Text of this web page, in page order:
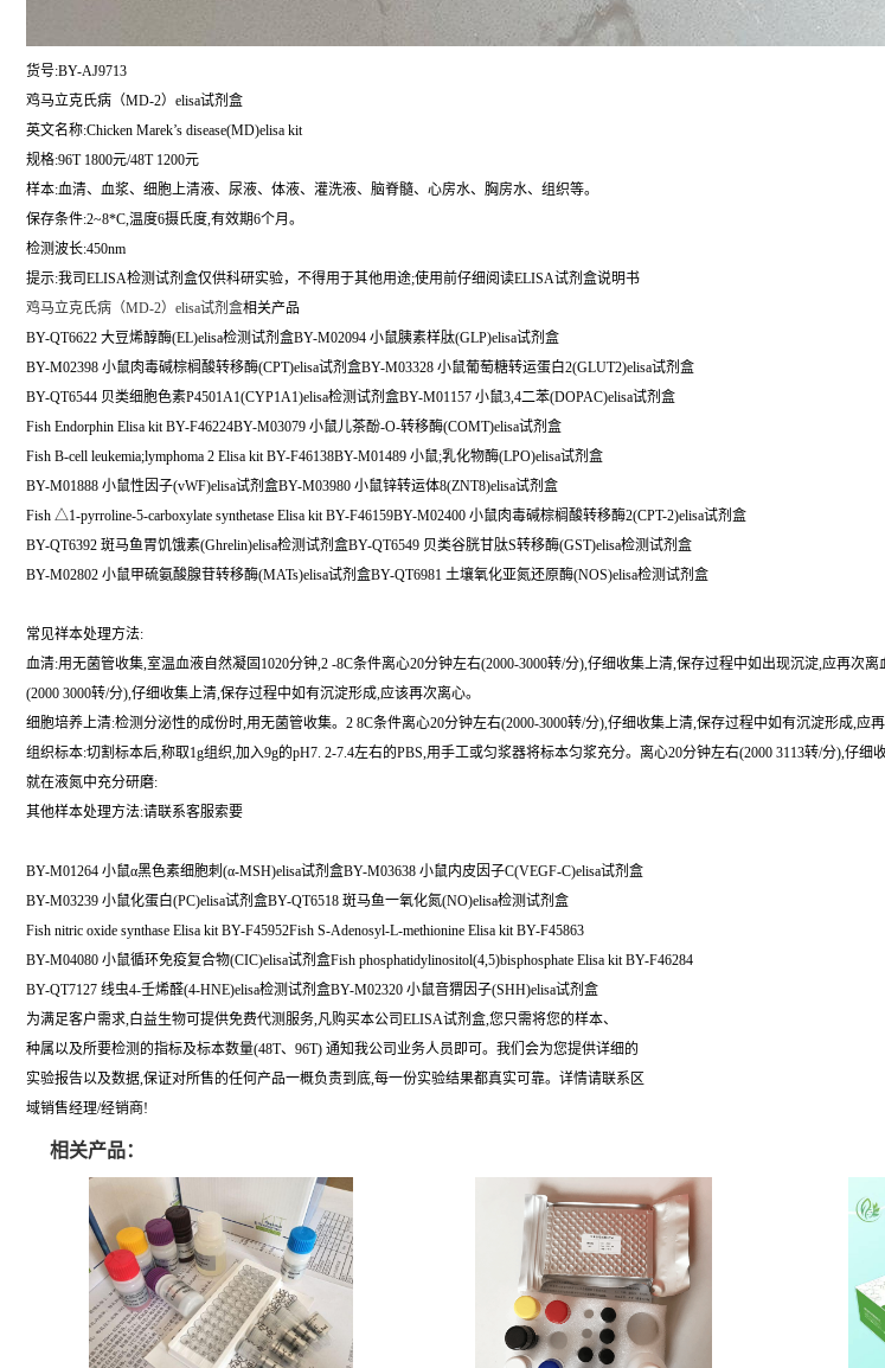
货号:BY-AJ9713
鸡马立克氏病（MD-2）elisa试剂盒
英文名称:Chicken Marek’s disease(MD)elisa kit
规格:96T 1800元/48T 1200元
样本:血清、血浆、细胞上清液、尿液、体液、灌洗液、脑脊髓、心房水、胸房水、组织等。
保存条件:2~8*C,温度6摄氏度,有效期6个月。
检测波长:450nm
提示:我司ELISA检测试剂盒仅供科研实验，不得用于其他用途;使用前仔细阅读ELISA试剂盒说明书
鸡马立克氏病（MD-2）elisa试剂盒相关产品
BY-QT6622 大豆烯醇酶(EL)elisa检测试剂盒BY-M02094 小鼠胰素样肽(GLP)elisa试剂盒
BY-M02398 小鼠肉毒碱棕榈酸转移酶(CPT)elisa试剂盒BY-M03328 小鼠葡萄糖转运蛋白2(GLUT2)elisa试剂盒
BY-QT6544 贝类细胞色素P4501A1(CYP1A1)elisa检测试剂盒BY-M01157 小鼠3,4二苯(DOPAC)elisa试剂盒
Fish Endorphin Elisa kit BY-F46224BY-M03079 小鼠儿茶酚-O-转移酶(COMT)elisa试剂盒
Fish B-cell leukemia;lymphoma 2 Elisa kit BY-F46138BY-M01489 小鼠;乳化物酶(LPO)elisa试剂盒
BY-M01888 小鼠性因子(vWF)elisa试剂盒BY-M03980 小鼠锌转运体8(ZNT8)elisa试剂盒
Fish △1-pyrroline-5-carboxylate synthetase Elisa kit BY-F46159BY-M02400 小鼠肉毒碱棕榈酸转移酶2(CPT-2)elisa试剂盒
BY-QT6392 斑马鱼胃饥饿素(Ghrelin)elisa检测试剂盒BY-QT6549 贝类谷胱甘肽S转移酶(GST)elisa检测试剂盒
BY-M02802 小鼠甲硫氨酸腺苷转移酶(MATs)elisa试剂盒BY-QT6981 土壤氧化亚氮还原酶(NOS)elisa检测试剂盒
常见祥本处理方法:
血清:用无菌管收集,室温血液自然凝固1020分钟,2 -8C条件离心20分钟左右(2000-3000转/分),仔细收集上清,保存过程中如出现沉淀,应再
(2000 3000转/分),仔细收集上清,保存过程中如有沉淀形成,应该再次离心。
细胞培养上清:检测分泌性的成份时,用无菌管收集。2 8C条件离心20分钟左右(2000-3000转/分),仔细收集上清,保存过程中如有沉淀形成,应再
组织标本:切割标本后,称取1g组织,加入9g的pH7. 2-7.4左右的PBS,用手工或匀浆器将标本匀浆充分。离心20分钟左右(2000 3113转/分),
就在液氮中充分研磨:
其他样本处理方法:请联系客服索要
BY-M01264 小鼠α黑色素细胞刺(α-MSH)elisa试剂盒BY-M03638 小鼠内皮因子C(VEGF-C)elisa试剂盒
BY-M03239 小鼠化蛋白(PC)elisa试剂盒BY-QT6518 斑马鱼一氧化氮(NO)elisa检测试剂盒
Fish nitric oxide synthase Elisa kit BY-F45952Fish S-Adenosyl-L-methionine Elisa kit BY-F45863
BY-M04080 小鼠循环免疫复合物(CIC)elisa试剂盒Fish phosphatidylinositol(4,5)bisphosphate Elisa kit BY-F46284
BY-QT7127 线虫4-壬烯醛(4-HNE)elisa检测试剂盒BY-M02320 小鼠音猬因子(SHH)elisa试剂盒
为满足客户需求,白益生物可提供免费代测服务,凡购买本公司ELISA试剂盒,您只需将您的样本、
种属以及所要检测的指标及标本数量(48T、96T) 通知我公司业务人员即可。我们会为您提供详细的
实验报告以及数据,保证对所售的任何产品一概负责到底,每一份实验结果都真实可靠。详情请联系区
域销售经理/经销商!
相关产品：